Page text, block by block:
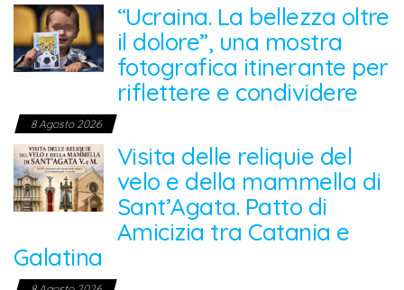
“Ucraina. La bellezza oltre
il dolore”, una mostra
fotografica itinerante per
riflettere e condividere
8 Agosto 2026
Visita delle reliquie del
velo e della mammella di
Sant’Agata. Patto di
Amicizia tra Catania e
Galatina